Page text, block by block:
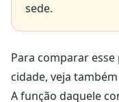
sede.
Para comparar
cidade, veja
A função daquele